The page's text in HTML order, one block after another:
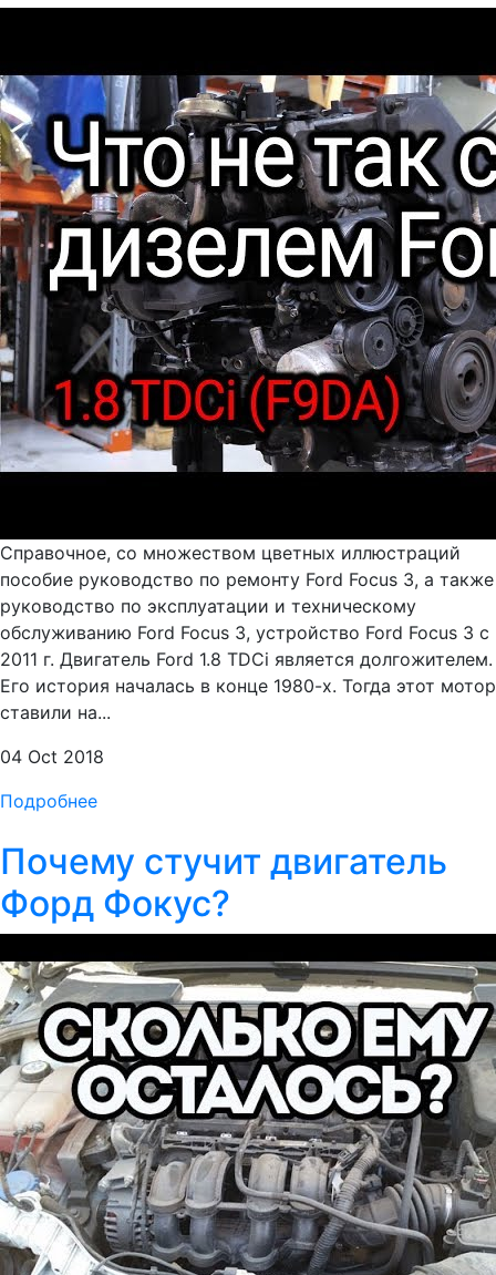
Справочное, со множеством цветных иллюстраций
пособие руководство по ремонту Ford Focus 3, а также
руководство по эксплуатации и техническому
обслуживанию Ford Focus 3, устройство Ford Focus 3 с
2011 г. Двигатель Ford 1.8 TDCi является долгожителем.
Его история началась в конце 1980-х. Тогда этот мотор
ставили на...
04 Oct 2018
Подробнее
Почему стучит двигатель
Форд Фокус?